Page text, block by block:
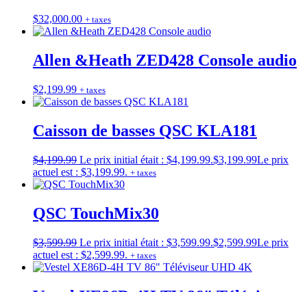
$32,000.00 + taxes
Allen &Heath ZED428 Console audio
$2,199.99 + taxes
Caisson de basses QSC KLA181
$4,199.99 Le prix initial était : $4,199.99.$3,199.99Le prix
actuel est : $3,199.99. + taxes
QSC TouchMix30
$3,599.99 Le prix initial était : $3,599.99.$2,599.99Le prix
actuel est : $2,599.99. + taxes